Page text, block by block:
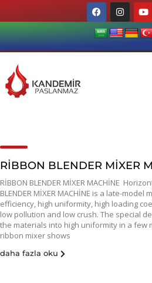
RİBBON BLENDER MİXER
RİBBON BLENDER MİXER MACHİNE
BLENDER MİXER MACHİNE is a late-
efficiency, high uniformity, high loading
low pollution and low crush. The special
the materials into high uniformity in a few
ribbon mixer shows
daha fazla oku